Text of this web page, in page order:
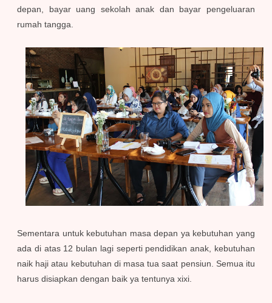
depan, bayar uang sekolah anak dan bayar pengeluaran
rumah tangga.
Sementara untuk kebutuhan masa depan ya kebutuhan yang
ada di atas 12 bulan lagi seperti pendidikan anak, kebutuhan
naik haji atau kebutuhan di masa tua saat pensiun. Semua itu
harus disiapkan dengan baik ya tentunya xixi.